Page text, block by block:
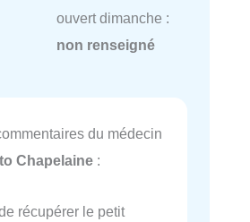
ouvert dimanche :
non renseigné
du médecin
Chapelaine :
récupérer le petit